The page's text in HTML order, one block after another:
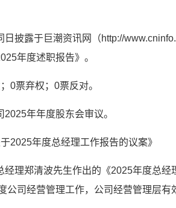
日披露于巨潮资讯网（http://
年度述职报告》。
0票弃权；0票反对。
年年度股东会审议。
2025年度总经理工作报告的议案》
经理郑清波先生作出的《2025年度总
公司经营管理工作，公司经营管理层